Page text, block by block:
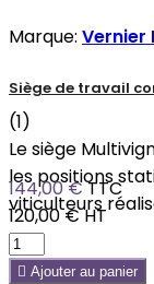
Marque: Vernier
Siège de travail
(1)
Le siège
les positions
viticulteurs
144,00 €TTC
120,00 €HT
 Ajouter au panier